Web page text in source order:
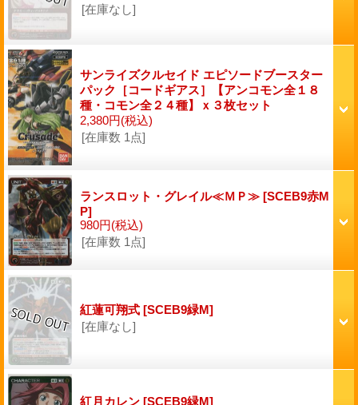
[在庫なし]
サンライズクルセイド エピソードブースター
パック［コードギアス］【アンコモン全１８
種・コモン全２４種】ｘ３枚セット
2,380円(税込)
[在庫数 1点]
ランスロット・グレイル≪ＭＰ≫ [SCEB9赤M
P]
980円(税込)
[在庫数 1点]
紅蓮可翔式 [SCEB9緑M]
[在庫なし]
紅月カレン [SCEB9緑M]